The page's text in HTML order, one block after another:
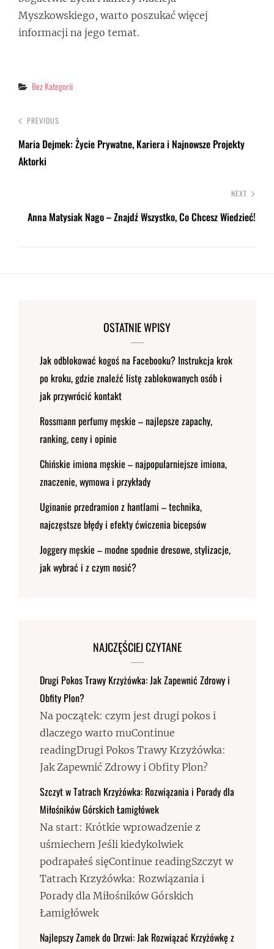
Myszkowskiego, warto poszukać więcej
informacji na jego temat.
Categories
Bez Kategorii
PREVIOUS
Maria Dejmek: Życie Prywatne, Kariera i Najnowsze Projekty
Aktorki
NEXT
Anna Matysiak Nago – Znajdź Wszystko, Co Chcesz Wiedzieć!
OSTATNIE WPISY
Jak odblokować kogoś na Facebooku? Instrukcja krok
po kroku, gdzie znaleźć listę zablokowanych osób i
jak przywrócić kontakt
Rossmann perfumy męskie – najlepsze zapachy,
ranking, ceny i opinie
Chińskie imiona męskie – najpopularniejsze imiona,
znaczenie, wymowa i przykłady
Uginanie przedramion z hantlami – technika,
najczęstsze błędy i efekty ćwiczenia bicepsów
Joggery męskie – modne spodnie dresowe, stylizacje,
jak wybrać i z czym nosić?
NAJCZĘŚCIEJ CZYTANE
Drugi Pokos Trawy Krzyżówka: Jak Zapewnić Zdrowy i
Obfity Plon?
Na początek: czym jest drugi pokos i
dlaczego warto muContinue
readingDrugi Pokos Trawy Krzyżówka:
Jak Zapewnić Zdrowy i Obfity Plon?
Szczyt w Tatrach Krzyżówka: Rozwiązania i Porady dla
Miłośników Górskich Łamigłówek
Na start: Krótkie wprowadzenie z
uśmiechem Jeśli kiedykolwiek
podrapałeś sięContinue readingSzczyt w
Tatrach Krzyżówka: Rozwiązania i
Porady dla Miłośników Górskich
Łamigłówek
Najlepszy Zamek do Drzwi: Jak Rozwiązać Krzyżówkę z